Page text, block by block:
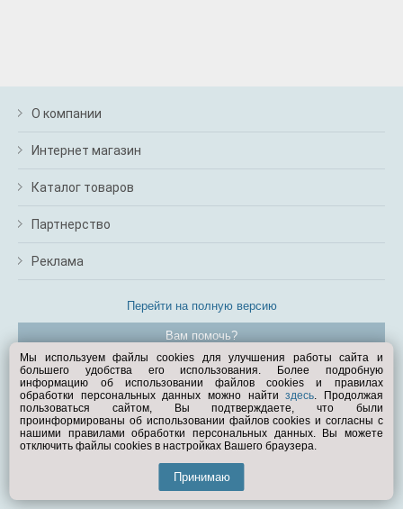
О компании
Интернет магазин
Каталог товаров
Партнерство
Реклама
Перейти на полную версию
Вам помочь?
© Exist.ru 1998—2026
Мы используем файлы cookies для улучшения работы сайта и
большего удобства его использования. Более подробную
информацию об использовании файлов cookies и правилах
обработки персональных данных можно найтиздесь. Продолжая
пользоваться сайтом, Вы подтверждаете, что были
проинформированы об использовании файлов cookies и согласны с
нашими правилами обработки персональных данных. Вы можете
отключить файлы cookies в настройках Вашего браузера.
Принимаю